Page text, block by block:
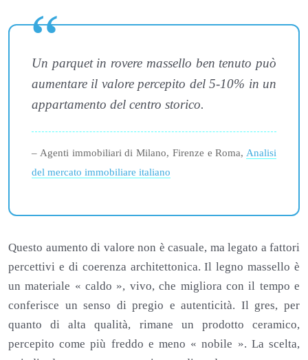
Un parquet in rovere massello ben tenuto può
aumentare il valore percepito del 5-10% in un
appartamento del centro storico.
– Agenti immobiliari di Milano, Firenze e Roma, Analisi
del mercato immobiliare italiano
Questo aumento di valore non è casuale, ma legato a fattori
percettivi e di coerenza architettonica. Il legno massello è
un materiale « caldo », vivo, che migliora con il tempo e
conferisce un senso di pregio e autenticità. Il gres, per
quanto di alta qualità, rimane un prodotto ceramico,
percepito come più freddo e meno « nobile ». La scelta,